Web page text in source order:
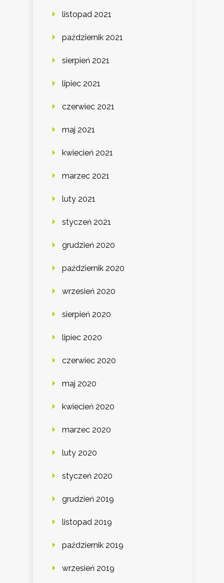
listopad 2021
październik 2021
sierpień 2021
lipiec 2021
czerwiec 2021
maj 2021
kwiecień 2021
marzec 2021
luty 2021
styczeń 2021
grudzień 2020
październik 2020
wrzesień 2020
sierpień 2020
lipiec 2020
czerwiec 2020
maj 2020
kwiecień 2020
marzec 2020
luty 2020
styczeń 2020
grudzień 2019
listopad 2019
październik 2019
wrzesień 2019